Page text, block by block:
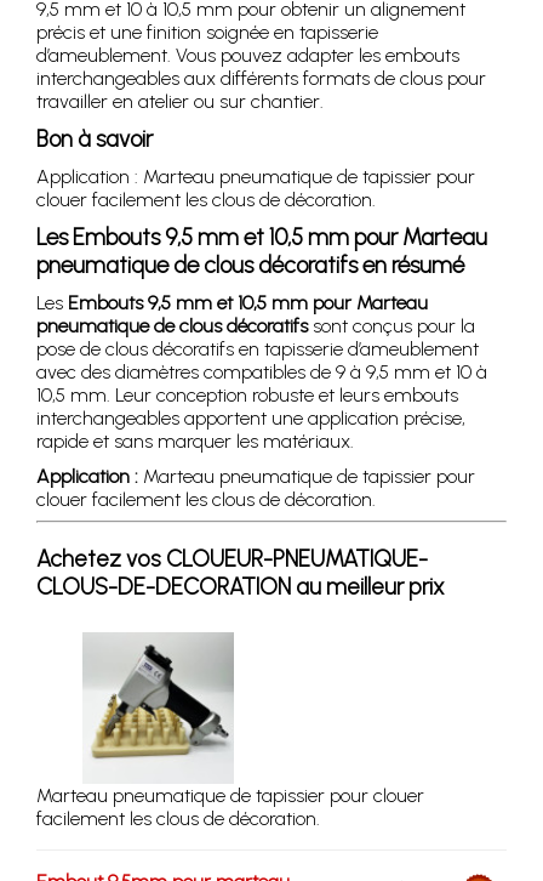
9,5 mm et 10 à 10,5 mm pour obtenir un alignement
précis et une finition soignée en tapisserie
d’ameublement. Vous pouvez adapter les embouts
interchangeables aux différents formats de clous pour
travailler en atelier ou sur chantier.
Bon à savoir
Application : Marteau pneumatique de tapissier pour
clouer facilement les clous de décoration.
LesEmbouts 9,5 mm et 10,5 mm pour Marteau
pneumatique de clous décoratifsen résumé
Les Embouts 9,5 mm et 10,5 mm pour Marteau
pneumatique de clous décoratifssont conçus pour la
pose de clous décoratifs en tapisserie d’ameublement
avec des diamètres compatibles de 9 à 9,5 mm et 10 à
10,5 mm. Leur conception robuste et leurs embouts
interchangeables apportent une application précise,
rapide et sans marquer les matériaux.
Application : Marteau pneumatique de tapissier pour
clouer facilement les clous de décoration.
Achetez vos CLOUEUR-PNEUMATIQUE-
CLOUS-DE-DECORATION au meilleur prix
Marteau pneumatique de tapissier pour clouer
facilement les clous de décoration.